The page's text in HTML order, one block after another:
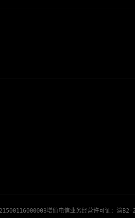
增值电信业务经营许可证：渝B2-